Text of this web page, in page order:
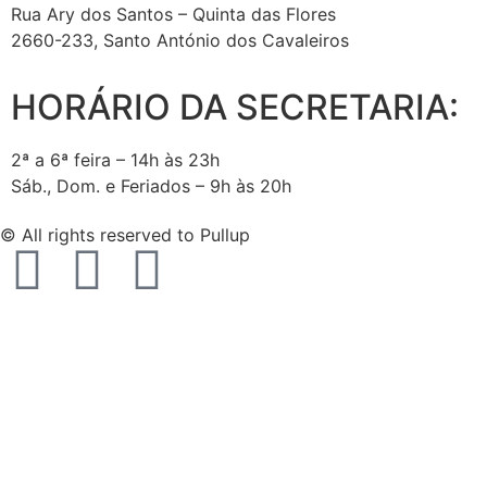
Rua Ary dos Santos – Quinta das Flores
2660-233, Santo António dos Cavaleiros
HORÁRIO DA SECRETARIA:
2ª a 6ª feira – 14h às 23h
Sáb., Dom. e Feriados – 9h às 20h
© All rights reserved to Pullup